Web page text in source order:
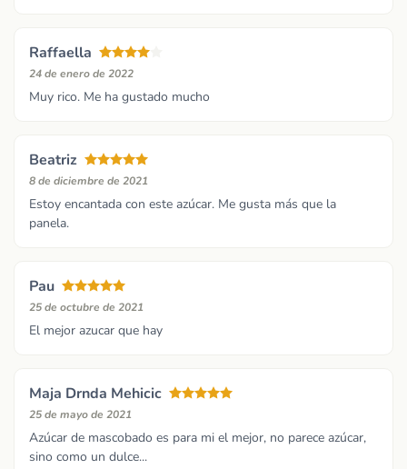
Raffaella
24 de enero de 2022
Muy rico. Me ha gustado mucho
Beatriz
8 de diciembre de 2021
Estoy encantada con este azúcar. Me gusta más que la
panela.
Pau
25 de octubre de 2021
El mejor azucar que hay
Maja Drnda Mehicic
25 de mayo de 2021
Azúcar de mascobado es para mi el mejor, no parece azúcar,
sino como un dulce...